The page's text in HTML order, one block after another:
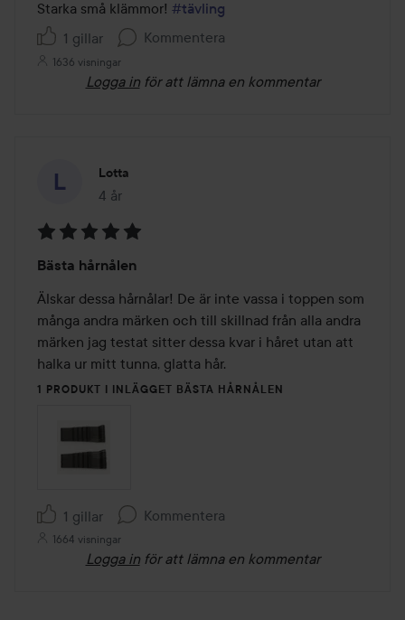
5
Starka små klämmor! #tävling
1 gillar
Kommentera
1636 visningar
Logga in för att lämna en kommentar
Lotta
4 år
Inlägget skapades 4 år
5
av
5
Bästa hårnålen
Älskar dessa hårnålar! De är inte vassa i toppen som
många andra märken och till skillnad från alla andra
märken jag testat sitter dessa kvar i håret utan att
halka ur mitt tunna, glatta hår.
1 PRODUKT I INLÄGGET BÄSTA HÅRNÅLEN
1 gillar Kommentera
1664 visningar
Logga in för att lämna en kommentar